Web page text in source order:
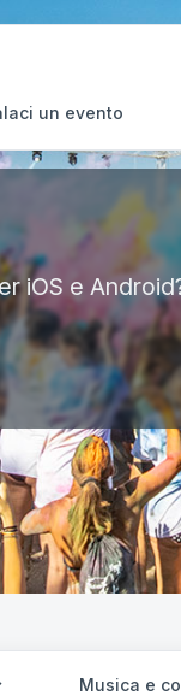
un evento
iOS e
Musica e